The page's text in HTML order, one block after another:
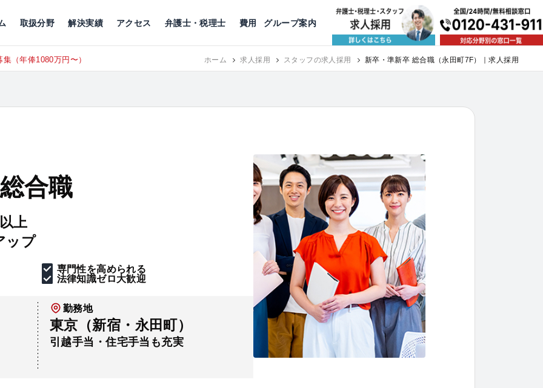
取扱分野
公益活動
解決実績 アクセス
京都 神戸 福岡
弁護士・税理士 費用 グループ案内
（年俸1080万円〜） RECRUIT 東京にて、相談予約スタッフ募集（月給38万以上）
合職
上
ップ
専門性を高められる
法律知識ゼロ大歓迎
勤務地
東京（新宿・永田町）
引越手当・住宅手当も充実
ホーム 求人採用 スタッフの求人採用 新卒・準新卒 総合職（永田町7F）｜求人採用